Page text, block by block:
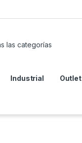
Industrial Outlet